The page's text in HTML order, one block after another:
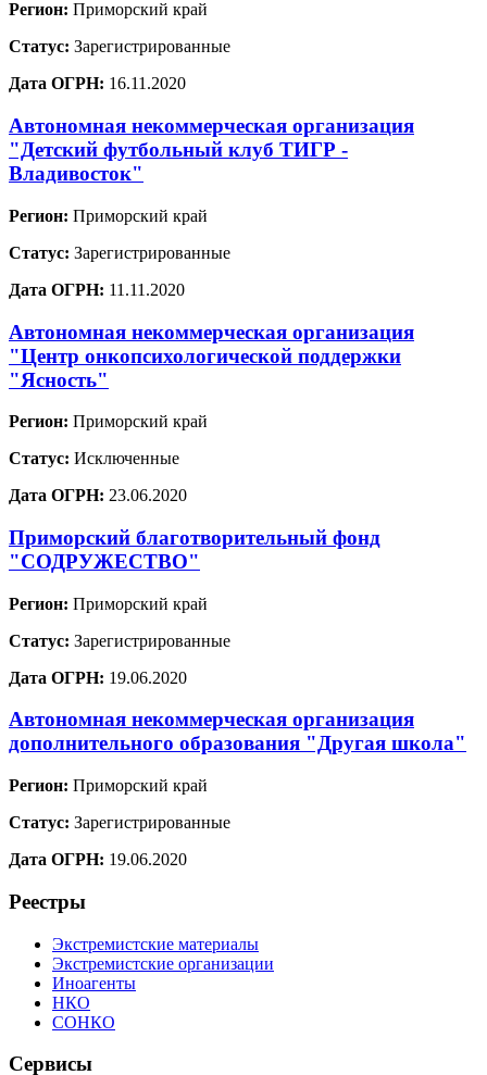
Регион: Приморский край
Статус: Зарегистрированные
Дата ОГРН: 16.11.2020
Автономная некоммерческая организация
"Детский футбольный клуб ТИГР -
Владивосток"
Регион: Приморский край
Статус: Зарегистрированные
Дата ОГРН: 11.11.2020
Автономная некоммерческая организация
"Центр онкопсихологической поддержки
"Ясность"
Регион: Приморский край
Статус: Исключенные
Дата ОГРН: 23.06.2020
Приморский благотворительный фонд
"СОДРУЖЕСТВО"
Регион: Приморский край
Статус: Зарегистрированные
Дата ОГРН: 19.06.2020
Автономная некоммерческая организация
дополнительного образования "Другая школа"
Регион: Приморский край
Статус: Зарегистрированные
Дата ОГРН: 19.06.2020
Реестры
Экстремистские материалы
Экстремистские организации
Иноагенты
НКО
СОНКО
Сервисы